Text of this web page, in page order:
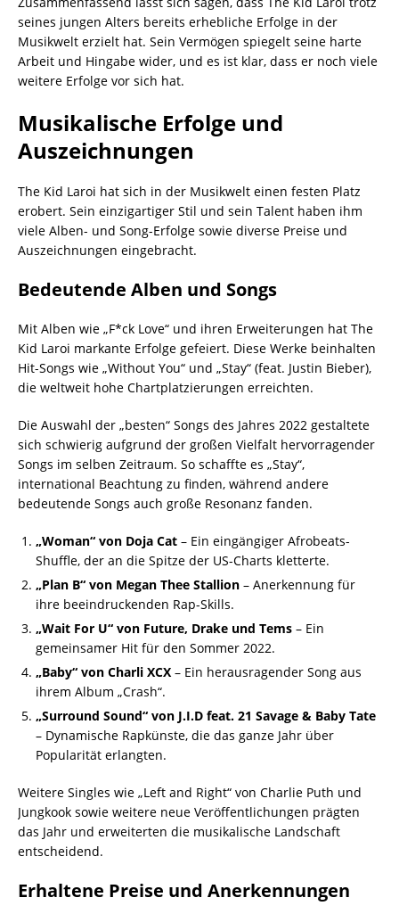
seines jungen Alters bereits erhebliche Erfolge in der
Musikwelt erzielt hat. Sein Vermögen spiegelt seine harte
Arbeit und Hingabe wider, und es ist klar, dass er noch viele
weitere Erfolge vor sich hat.
Musikalische Erfolge und
Auszeichnungen
The Kid Laroi hat sich in der Musikwelt einen festen Platz
erobert. Sein einzigartiger Stil und sein Talent haben ihm
viele Alben- und Song-Erfolge sowie diverse Preise und
Auszeichnungen eingebracht.
Bedeutende Alben und Songs
Mit Alben wie „F*ck Love“ und ihren Erweiterungen hat The
Kid Laroi markante Erfolge gefeiert. Diese Werke beinhalten
Hit-Songs wie „Without You“ und „Stay“ (feat. Justin Bieber),
die weltweit hohe Chartplatzierungen erreichten.
Die Auswahl der „besten“ Songs des Jahres 2022 gestaltete
sich schwierig aufgrund der großen Vielfalt hervorragender
Songs im selben Zeitraum. So schaffte es „Stay“,
international Beachtung zu finden, während andere
bedeutende Songs auch große Resonanz fanden.
„Woman“ von Doja Cat – Ein eingängiger Afrobeats-
Shuffle, der an die Spitze der US-Charts kletterte.
„Plan B“ von Megan Thee Stallion – Anerkennung für
ihre beeindruckenden Rap-Skills.
„Wait For U“ von Future, Drake und Tems – Ein
gemeinsamer Hit für den Sommer 2022.
„Baby“ von Charli XCX – Ein herausragender Song aus
ihrem Album „Crash“.
„Surround Sound“ von J.I.D feat. 21 Savage & Baby Tate
– Dynamische Rapkünste, die das ganze Jahr über
Popularität erlangten.
Weitere Singles wie „Left and Right“ von Charlie Puth und
Jungkook sowie weitere neue Veröffentlichungen prägten
das Jahr und erweiterten die musikalische Landschaft
entscheidend.
Erhaltene Preise und Anerkennungen